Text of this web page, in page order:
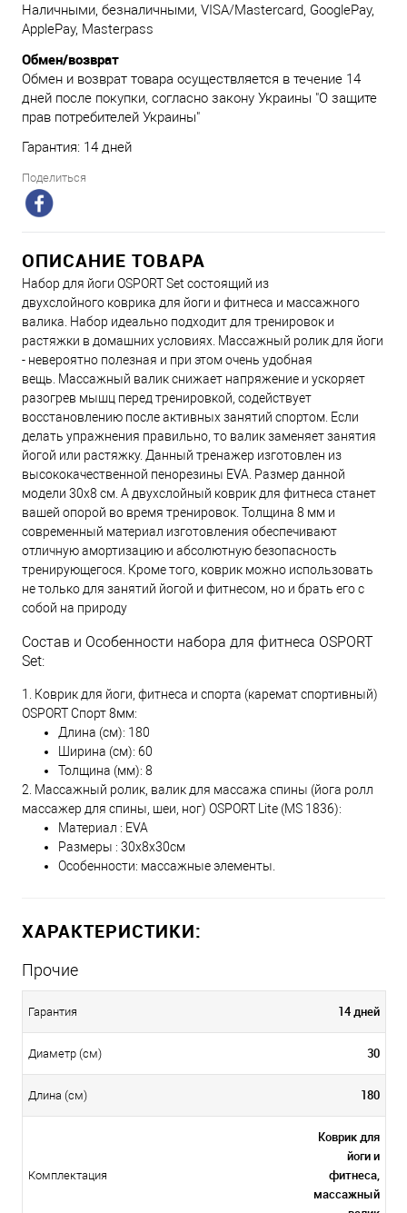
Наличными, безналичными, VISA/Mastercard, GooglePay,
ApplePay, Masterpass
Обмен/возврат
Обмен и возврат товара осуществляется в течение 14
дней после покупки, согласно закону Украины "О защите
прав потребителей Украины"
Гарантия: 14 дней
Поделиться
ОПИСАНИЕ ТОВАРА
Набор для йоги OSPORT Set состоящий из
двухслойного коврика для йоги и фитнеса и массажного
валика. Набор идеально подходит для тренировок и
растяжки в домашних условиях. Массажный ролик для йоги
- невероятно полезная и при этом очень удобная
вещь. Массажный валик снижает напряжение и ускоряет
разогрев мышц перед тренировкой, содействует
восстановлению после активных занятий спортом. Если
делать упражнения правильно, то валик заменяет занятия
йогой или растяжку. Данный тренажер изготовлен из
высококачественной пенорезины EVA. Размер данной
модели 30x8 см. А двухслойный коврик для фитнеса станет
вашей опорой во время тренировок. Толщина 8 мм и
современный материал изготовления обеспечивают
отличную амортизацию и абсолютную безопасность
тренирующегося. Кроме того, коврик можно использовать
не только для занятий йогой и фитнесом, но и брать его с
собой на природу
Состав и Особенности набора для фитнеса OSPORT
Set:
1. Коврик для йоги, фитнеса и спорта (каремат спортивный)
OSPORT Спорт 8мм:
Длина (см): 180
Ширина (см): 60
Толщина (мм): 8
2. Массажный ролик, валик для массажа спины (йога ролл
массажер для спины, шеи, ног) OSPORT Lite (MS 1836):
Материал : EVA
Размеры : 30х8х30см
Особенности: массажные элементы.
ХАРАКТЕРИСТИКИ:
Прочие
Гарантия 14 дней
Диаметр (см) 30
Длина (см) 180
Комплектация
Коврик для
йоги и
фитнеса,
массажный